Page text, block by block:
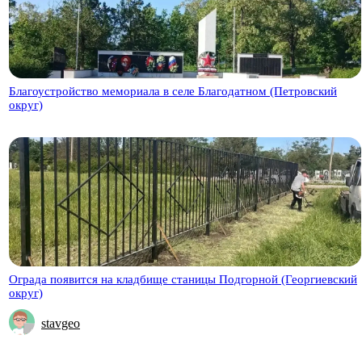
Благоустройство мемориала в селе Благодатном (Петровский
округ)
Ограда появится на кладбище станицы Подгорной (Георгиевский
округ)
stavgeo